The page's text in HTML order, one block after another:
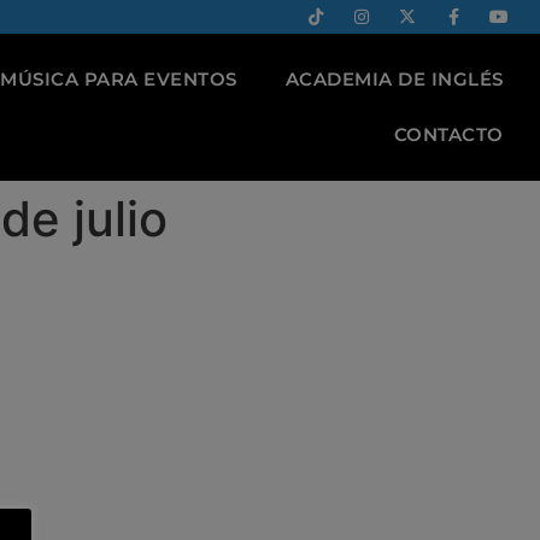
MÚSICA PARA EVENTOS ACADEMIA DE INGLÉS
CONTACTO
julio